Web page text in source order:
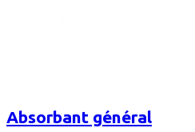
Absorbant général